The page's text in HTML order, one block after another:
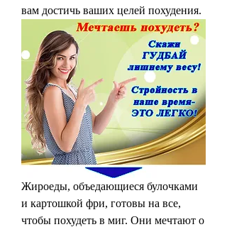
вам достичь ваших целей похудения.
Жироеды, объедающиеся булочками
и картошкой фри, готовы на все,
чтобы похудеть в миг. Они мечтают о